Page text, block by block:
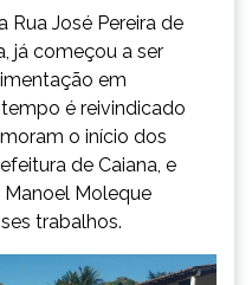
José Pereira de
já começou a ser
em
é reivindicado
o início dos
de Caiana, e
Moleque
trabalhos.